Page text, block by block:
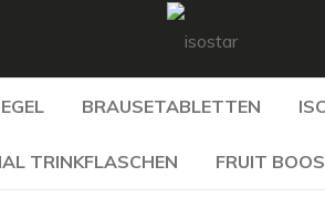
BRAUSETABLETTEN
TRINKFLASCHEN FRUIT